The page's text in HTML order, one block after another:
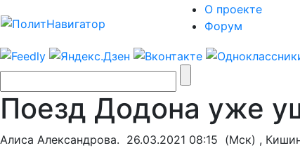
О проекте
Форум
Поезд Додона уже
Алиса Александрова. 26.03.2021 08:15 (Мск) ,